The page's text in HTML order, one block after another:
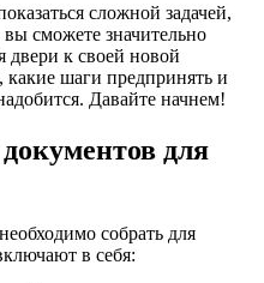
сложной задачей,
сможете значительно
двери к своей новой
какие шаги предпринять и
Давайте начнем!
для
собрать для
в себя: